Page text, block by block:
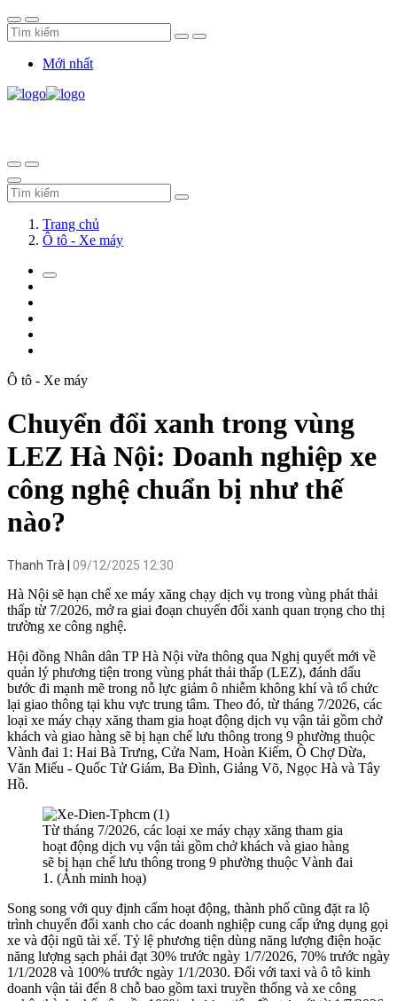
Mới nhất
Trang chủ
Ô tô - Xe máy
Ô tô - Xe máy
Chuyển đổi xanh trong vùng
LEZ Hà Nội: Doanh nghiệp xe
công nghệ chuẩn bị như thế
nào?
Thanh Trà 09/12/2025 12:30
Hà Nội sẽ hạn chế xe máy xăng chạy dịch vụ trong vùng phát thải
thấp từ 7/2026, mở ra giai đoạn chuyển đổi xanh quan trọng cho thị
trường xe công nghệ.
Hội đồng Nhân dân TP Hà Nội vừa thông qua Nghị quyết mới về
quản lý phương tiện trong vùng phát thải thấp (LEZ), đánh dấu
bước đi mạnh mẽ trong nỗ lực giảm ô nhiễm không khí và tổ chức
lại giao thông tại khu vực trung tâm. Theo đó, từ tháng 7/2026, các
loại xe máy chạy xăng tham gia hoạt động dịch vụ vận tải gồm chở
khách và giao hàng sẽ bị hạn chế lưu thông trong 9 phường thuộc
Vành đai 1: Hai Bà Trưng, Cửa Nam, Hoàn Kiếm, Ô Chợ Dừa,
Văn Miếu - Quốc Tử Giám, Ba Đình, Giảng Võ, Ngọc Hà và Tây
Hồ.
Từ tháng 7/2026, các loại xe máy chạy xăng tham gia
hoạt động dịch vụ vận tải gồm chở khách và giao hàng
sẽ bị hạn chế lưu thông trong 9 phường thuộc Vành đai
1. (Ảnh minh hoạ)
Song song với quy định cấm hoạt động, thành phố cũng đặt ra lộ
trình chuyển đổi xanh cho các doanh nghiệp cung cấp ứng dụng gọi
xe và đội ngũ tài xế. Tỷ lệ phương tiện dùng năng lượng điện hoặc
năng lượng sạch phải đạt 30% trước ngày 1/7/2026, 70% trước ngày
1/1/2028 và 100% trước ngày 1/1/2030. Đối với taxi và ô tô kinh
doanh vận tải đến 8 chỗ bao gồm taxi truyền thống và xe công